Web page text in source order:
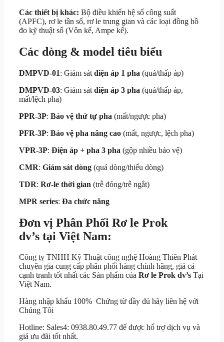
Các thiết bị khác: Bộ điều khiển hệ số công suất
(APFC), rơ le tần số, rơ le trung gian và các loại đồng hồ
đo kỹ thuật số (Vôn kế, Ampe kế).
Các dòng & model tiêu biểu
DMPVD-01: Giám sát điện áp 1 pha (quá/thấp áp)
DMPVD-03: Giám sát điện áp 3 pha (quá/thấp áp,
mất/lệch pha)
PPR-3P: Bảo vệ thứ tự pha (mất/ngược pha)
PFR-3P: Bảo vệ pha nâng cao (mất, ngược, lệch pha)
VPR-3P: Điện áp + pha 3 pha (gộp nhiều bảo vệ)
CMR: Giám sát dòng (quá dòng/thiếu dòng)
TDR: Rơ-le thời gian (trễ đóng/trễ ngắt)
MPR series: Đa chức năng
Đơn vị Phân Phối Rơ le Prok
dv’s tại Việt Nam:
Công ty TNHH Kỹ Thuật công nghệ Hoàng Thiên Phát
chuyên gia cung cấp phân phối hàng chính hãng, giá cả
cạnh tranh tốt nhất các Sản phẩm của Rơ le Prok dv’s Tại
Việt Nam.
Hàng nhập khẩu 100% Chứng từ đầy đủ hãy liên hệ với
Chúng Tôi
Hotline: Sales4: 0938.80.49.77 để được hổ trợ dịch vụ và
giá ưu đãi tốt nhất.